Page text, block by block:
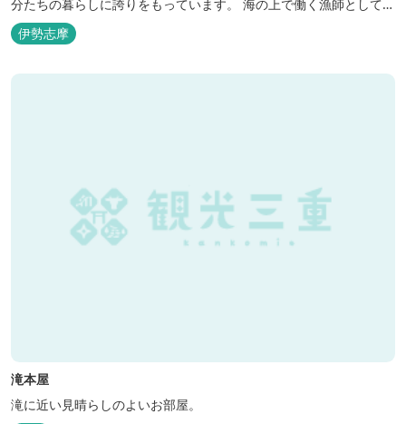
分たちの暮らしに誇りをもっています。 海の上で働く漁師として、
自然とのかかわりを次世代につなぐ役割を果たすためにゲストハウ
スを始めました。 当ゲストハウスは一棟貸しです。 二階建ての一
軒家とウッドデッキ、 屋外リビングでゆったり過ごしていただけま
伊勢志摩
滝本屋
滝に近い見晴らしのよいお部屋。